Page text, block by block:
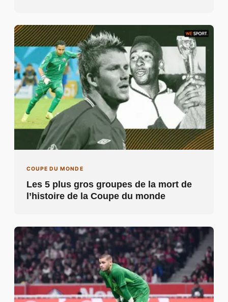
COUPE DU MONDE
Les 5 plus gros groupes de la mort de
l’histoire de la Coupe du monde